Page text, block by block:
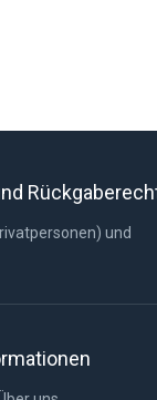
und